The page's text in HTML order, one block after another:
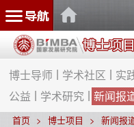
博士导师 学术社区 实
公益
学术研究 新闻报
首页 博士项目 新闻报